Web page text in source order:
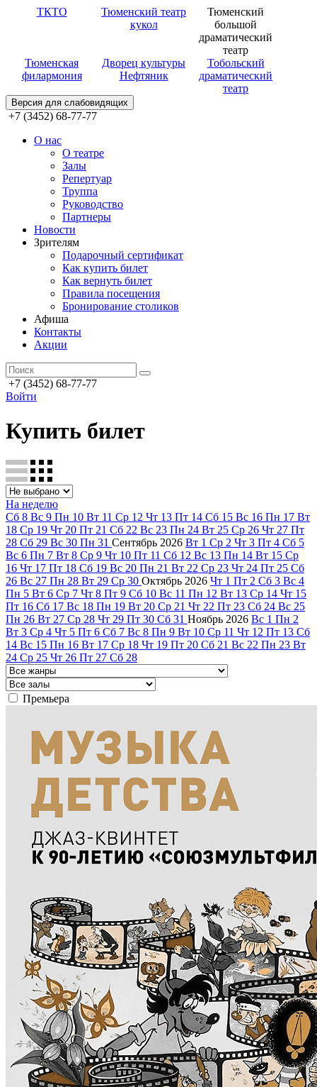
ТКТО
Тюменский театр
кукол
Тюменский
большой
драматический
театр
Тюменская
филармония
Дворец культуры
Нефтяник
Тобольский
драматический
театр
Версия для слабовидящих
+7 (3452) 68-77-77
О нас
О театре
Залы
Репертуар
Труппа
Руководство
Партнеры
Новости
Зрителям
Подарочный сертификат
Как купить билет
Как вернуть билет
Правила посещения
Бронирование столиков
Афиша
Контакты
Акции
+7 (3452) 68-77-77
Войти
Купить билет
На неделю
Сб 8 Вс 9 Пн 10 Вт 11 Ср 12 Чт 13 Пт 14 Сб 15 Вс 16 Пн 17 Вт
18 Ср 19 Чт 20 Пт 21 Сб 22 Вс 23 Пн 24 Вт 25 Ср 26 Чт 27 Пт
28 Сб 29 Вс 30 Пн 31 Сентябрь 2026 Вт 1 Ср 2 Чт 3 Пт 4 Сб 5
Вс 6 Пн 7 Вт 8 Ср 9 Чт 10 Пт 11 Сб 12 Вс 13 Пн 14 Вт 15 Ср
16 Чт 17 Пт 18 Сб 19 Вс 20 Пн 21 Вт 22 Ср 23 Чт 24 Пт 25 Сб
26 Вс 27 Пн 28 Вт 29 Ср 30 Октябрь 2026 Чт 1 Пт 2 Сб 3 Вс 4
Пн 5 Вт 6 Ср 7 Чт 8 Пт 9 Сб 10 Вс 11 Пн 12 Вт 13 Ср 14 Чт 15
Пт 16 Сб 17 Вс 18 Пн 19 Вт 20 Ср 21 Чт 22 Пт 23 Сб 24 Вс 25
Пн 26 Вт 27 Ср 28 Чт 29 Пт 30 Сб 31 Ноябрь 2026 Вс 1 Пн 2
Вт 3 Ср 4 Чт 5 Пт 6 Сб 7 Вс 8 Пн 9 Вт 10 Ср 11 Чт 12 Пт 13 Сб
14 Вс 15 Пн 16 Вт 17 Ср 18 Чт 19 Пт 20 Сб 21 Вс 22 Пн 23 Вт
24 Ср 25 Чт 26 Пт 27 Сб 28
Премьера